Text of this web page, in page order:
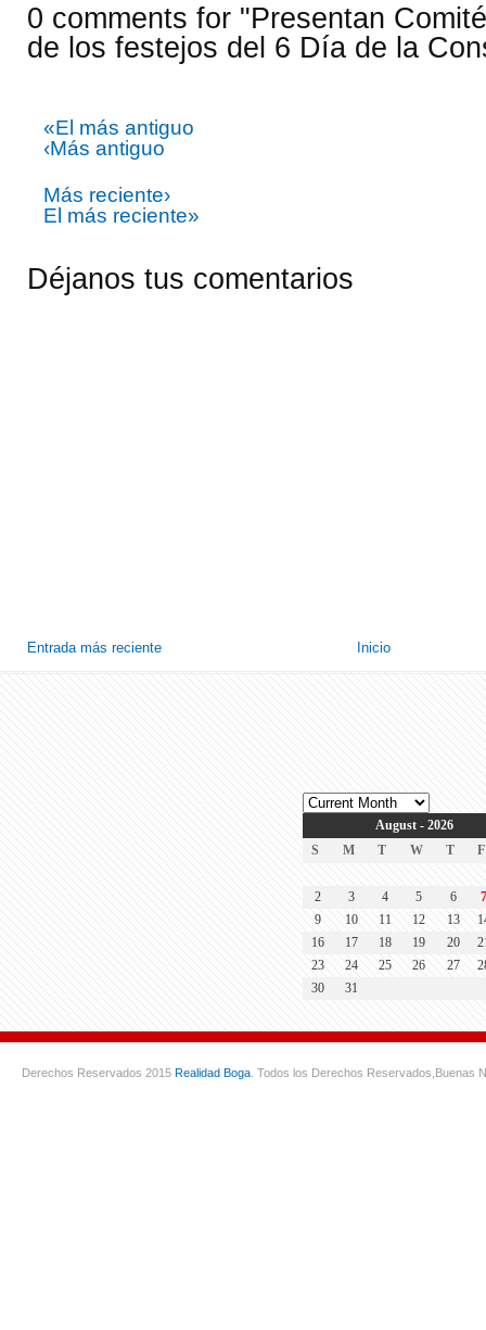
0 comments for "Presentan
de los festejos del 6 Día de la
«El más antiguo
‹Más antiguo
Más reciente›
El más reciente»
Déjanos tus comentarios
Entrada más reciente Inicio
August - 2026
S
M T W T F
2 3 4 5 6
9
10 11 12 13
16
17 18 19 20
23
24 25 26 27
30
31
Derechos Reservados 2015 Realidad Boga . Todos los Derechos Reservados, Buenas